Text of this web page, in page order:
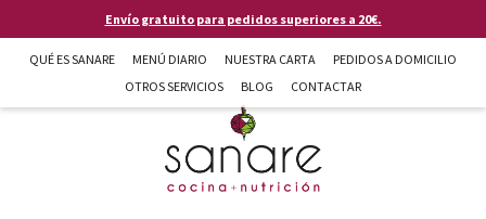
Pasar al contenido principalEnvío gratuito para pedidos superiores a 20€.
QUÉ ES SANARE MENÚ DIARIO NUESTRA CARTA
PEDIDOS A DOMICILIO
OTROS SERVICIOS
BLOG CONTACTAR